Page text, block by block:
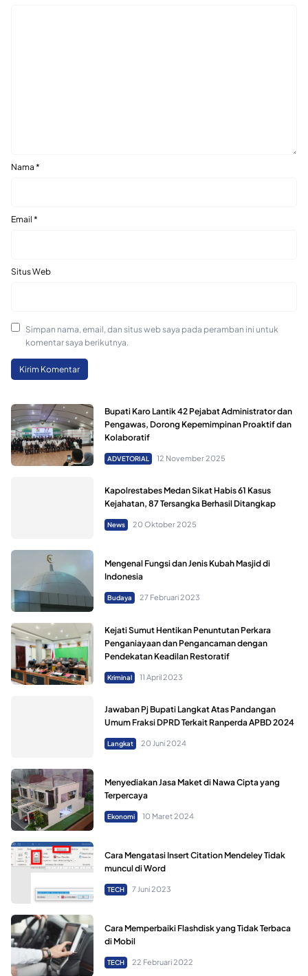
Nama *
Email *
Situs Web
Simpan nama, email, dan situs web saya pada peramban ini untuk
komentar saya berikutnya.
Bupati Karo Lantik 42 Pejabat Administrator dan
Pengawas, Dorong Kepemimpinan Proaktif dan
Kolaboratif
ADVETORIAL 12 November 2025
Kapolrestabes Medan Sikat Habis 61 Kasus
Kejahatan, 87 Tersangka Berhasil Ditangkap
News 20 Oktober 2025
Mengenal Fungsi dan Jenis Kubah Masjid di
Indonesia
Budaya 27 Februari 2023
Kejati Sumut Hentikan Penuntutan Perkara
Penganiayaan dan Pengancaman dengan
Pendekatan Keadilan Restoratif
Kriminal 11 April 2023
Jawaban Pj Bupati Langkat Atas Pandangan
Umum Fraksi DPRD Terkait Ranperda APBD 2024
Langkat 20 Juni 2024
Menyediakan Jasa Maket di Nawa Cipta yang
Terpercaya
Ekonomi 10 Maret 2024
Cara Mengatasi Insert Citation Mendeley Tidak
muncul di Word
TECH 7 Juni 2023
Cara Memperbaiki Flashdisk yang Tidak Terbaca
di Mobil
TECH 22 Februari 2022